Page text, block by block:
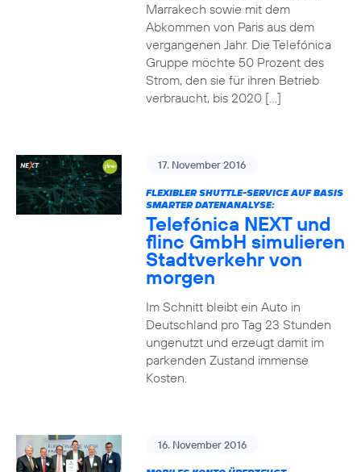
Marrakech sowie mit dem
Abkommen von Paris aus dem
vergangenen Jahr. Die Telefónica
Gruppe möchte 50 Prozent des
Strom, den sie für ihren Betrieb
verbraucht, bis 2020 […]
17. November 2016
FLEXIBLER SHUTTLE-SERVICE AUF BASIS
SMARTER DATENANALYSE:
Telefónica NEXT und
flinc GmbH simulieren
Stadtverkehr von
morgen
Im Schnitt bleibt ein Auto in
Deutschland pro Tag 23 Stunden
ungenutzt und erzeugt damit im
parkenden Zustand immense
Kosten.
16. November 2016